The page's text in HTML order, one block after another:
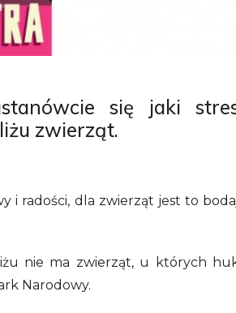
się jaki
zwierząt.
i radości, dla zwierząt jest to
nie ma zwierząt, u których
Narodowy.